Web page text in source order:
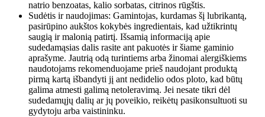
natrio benzoatas, kalio sorbatas, citrinos rūgštis.
Sudėtis ir naudojimas: Gamintojas, kurdamas šį lubrikantą,
pasirūpino aukštos kokybės ingredientais, kad užtikrintų
saugią ir malonią patirtį. Išsamią informaciją apie
sudedamąsias dalis rasite ant pakuotės ir šiame gaminio
aprašyme. Jautrią odą turintiems arba žinomai alergiškiems
naudotojams rekomenduojame prieš naudojant produktą
pirmą kartą išbandyti jį ant nedidelio odos ploto, kad būtų
galima atmesti galimą netoleravimą. Jei nesate tikri dėl
sudedamųjų dalių ar jų poveikio, reikėtų pasikonsultuoti su
gydytoju arba vaistininku.